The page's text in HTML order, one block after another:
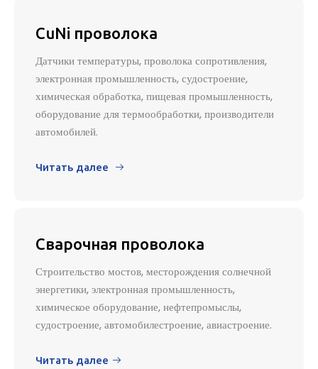
CuNi проволока
Датчики температуры, проволока сопротивления,
электронная промышленность, судостроение,
химическая обработка, пищевая промышленность,
оборудование для термообработки, производители
автомобилей.
Читать далее 
Сварочная проволока
Строительство мостов, месторождения солнечной
энергетики, электронная промышленность,
химическое оборудование, нефтепромыслы,
судостроение, автомобилестроение, авиастроение.
Читать далее 